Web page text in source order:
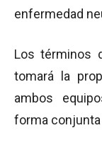
enfermedad
Los términos
tomará la
ambos
forma